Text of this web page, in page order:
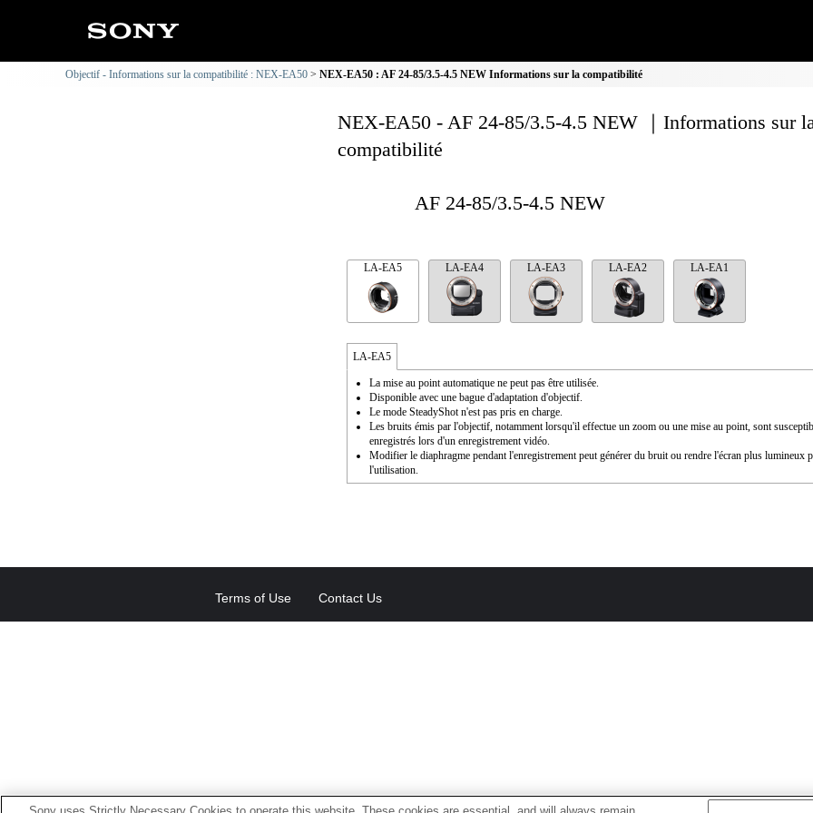
Objectif - Informations sur la compatibilité : NEX-EA50 NEX-EA50 : AF 24-85/3.5-4.5 NEW Informations sur la compatibilité
NEX-EA50 - AF 24-85/3.5-4.5 NEW ｜Informations sur
compatibilité
AF 24-85/3.5-4.5 NEW
LA-EA5 LA-EA4 LA-EA3 LA-EA2 LA-EA1
LA-EA5
La mise au point automatique ne peut pas être utilisée.
Disponible avec une bague d'adaptation d'objectif.
Le mode SteadyShot n'est pas pris en charge.
Les bruits émis par l'objectif, notamment lorsqu'il effectue un zoom ou une mise au point, sont
enregistrés lors d'un enregistrement vidéo.
Modifier le diaphragme pendant l'enregistrement peut générer du bruit ou rendre l'écran plus lumineux
l'utilisation.
Terms of Use Contact Us